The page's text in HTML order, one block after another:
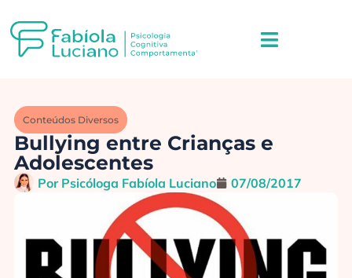
Conteúdos Diversos
Bullying entre Crianças e
Adolescentes
PorPsicóloga Fabíola Luciano 07/08/2017